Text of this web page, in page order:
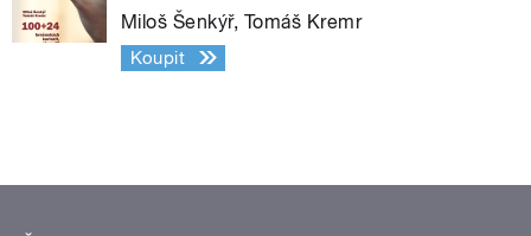
Miloš Šenkýř, Tomáš Kremr
Koupit